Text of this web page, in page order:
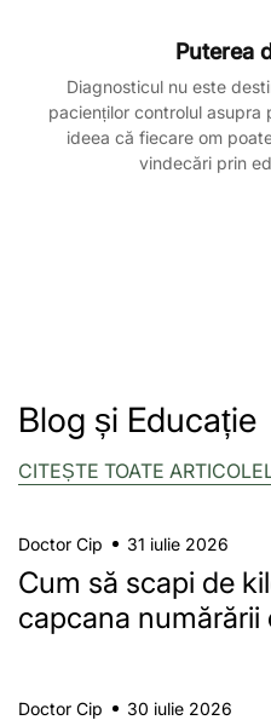
Puterea
Diagnosticul nu este
pacienților controlul asupra
ideea că fiecare om
vindecări prin
Blog și Educație
CITEȘTE TOATE
Doctor Cip 31 iulie 2026
Cum să scapi de
capcana
Doctor Cip 30 iulie 2026